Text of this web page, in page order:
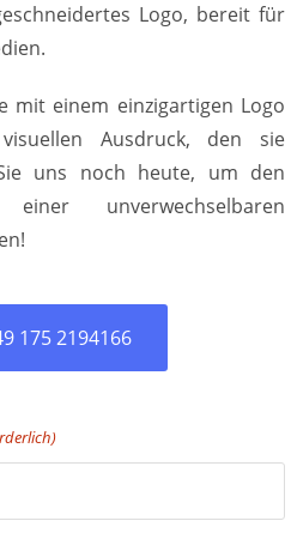
Logo, bereit für
mit einem einzigartigen Logo
Ausdruck, den sie
uns noch heute, um den
unverwechselbaren
175 2194166